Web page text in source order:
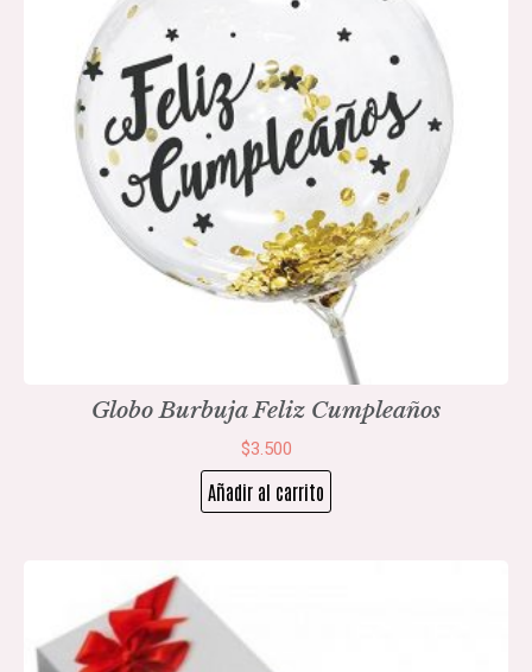
Globo Burbuja Feliz Cumpleaños
$3.500
Añadir al carrito